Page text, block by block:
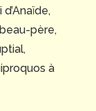
père,
à